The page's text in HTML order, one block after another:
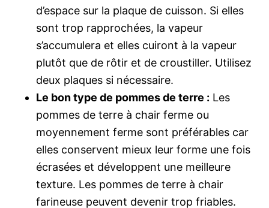
d’espace sur la plaque de cuisson. Si elles
sont trop rapprochées, la vapeur
s’accumulera et elles cuiront à la vapeur
plutôt que de rôtir et de croustiller. Utilisez
deux plaques si nécessaire.
Le bon type de pommes de terre : Les
pommes de terre à chair ferme ou
moyennement ferme sont préférables car
elles conservent mieux leur forme une fois
écrasées et développent une meilleure
texture. Les pommes de terre à chair
farineuse peuvent devenir trop friables.